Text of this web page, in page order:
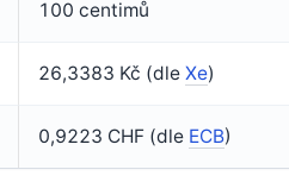
100 centimů
26,3383 Kč (dle Xe)
0,9223 CHF (dle ECB)